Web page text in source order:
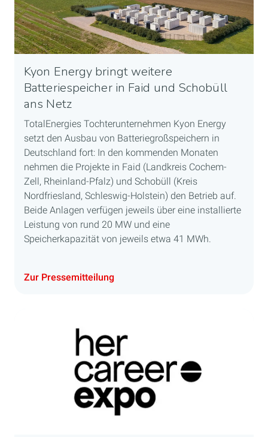
Kyon Energy bringt weitere
Batteriespeicher in Faid und Schobüll
ans Netz
TotalEnergies Tochterunternehmen Kyon Energy
setzt den Ausbau von Batteriegroßspeichern in
Deutschland fort: In den kommenden Monaten
nehmen die Projekte in Faid (Landkreis Cochem-
Zell, Rheinland-Pfalz) und Schobüll (Kreis
Nordfriesland, Schleswig-Holstein) den Betrieb auf.
Beide Anlagen verfügen jeweils über eine installierte
Leistung von rund 20 MW und eine
Speicherkapazität von jeweils etwa 41 MWh.
Zur Pressemitteilung